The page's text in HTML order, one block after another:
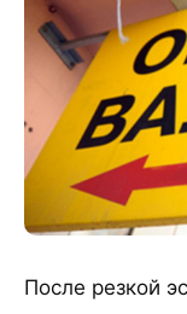
После резкой